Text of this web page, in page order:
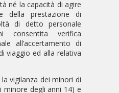
né la capacità di agire
della prestazione di
di detto personale
consentita verifica
all’accertamento di
viaggio ed alla relativa
vigilanza dei minori di
minore degli anni 14) e